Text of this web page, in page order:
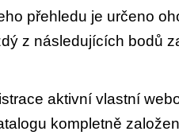
přehledu je určeno
z následujících bodů
aktivní vlastní
kompletně